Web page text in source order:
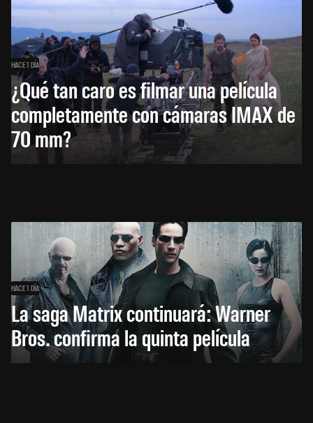
HACE 1 DÍA
¿Qué tan caro es filmar una película
completamente con cámaras IMAX de
70 mm?
HACE 1 DÍA
La saga Matrix continuará: Warner
Bros. confirma la quinta película